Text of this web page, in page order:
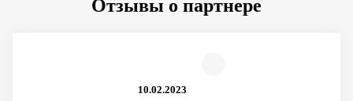
Отзывы о партнере
10.02.2023